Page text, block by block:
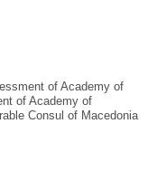
of Academy of
of Academy of
Consul of Macedonia